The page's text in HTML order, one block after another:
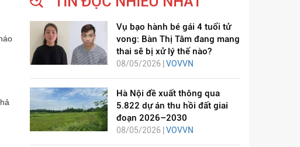
Vụ bạo hành bé gái 4 tuổi tử
vong: Bàn Thị Tâm đang mang
thai sẽ bị xử lý thế nào?
08/05/2026 | VOVVN
Hà Nội đề xuất thông qua
5.822 dự án thu hồi đất giai
đoạn 2026–2030
08/05/2026 | VOVVN